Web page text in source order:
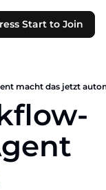
Start to Join
macht das jetzt